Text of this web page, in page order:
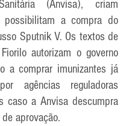
(Anvisa), criam
possibilitam a compra do
Sputnik V. Os textos de
autorizam o governo
a comprar imunizantes já
agências reguladoras
caso a Anvisa descumpra
aprovação.